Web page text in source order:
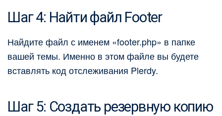
Шаг 4: Найти файл Footer
Найдите файл с именем «footer.php» в папке
вашей темы. Именно в этом файле вы будете
вставлять код отслеживания Plerdy.
Шаг 5: Создать резервную копию